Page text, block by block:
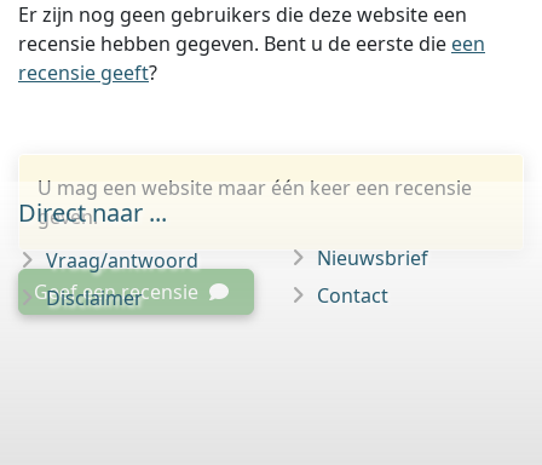
Er zijn nog geen gebruikers die deze website een
recensie hebben gegeven. Bent u de eerste die een
recensie geeft?
U mag een website maar één keer een recensie
geven.
Geef een recensie
Direct naar ...
Vraag/antwoord
Disclaimer
Nieuwsbrief
Contact